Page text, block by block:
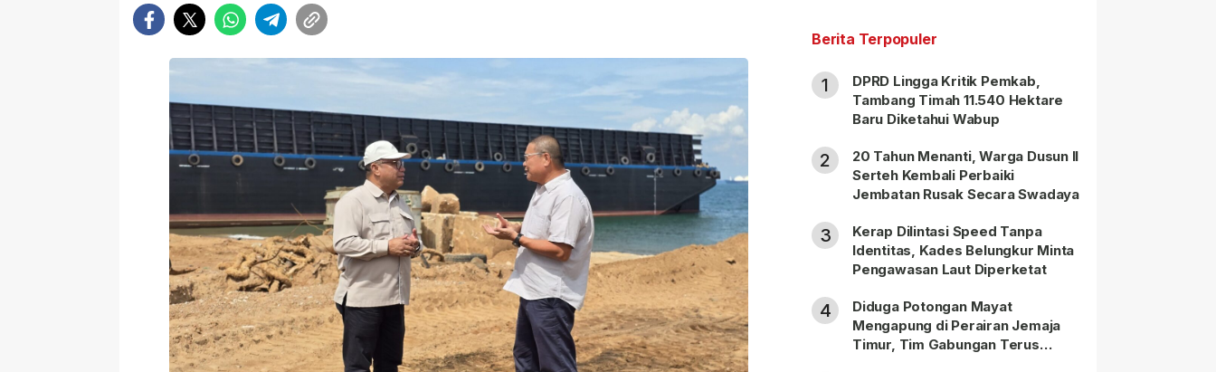
Berita Terpopuler
1
DPRD Lingga Kritik Pemkab,
Tambang Timah 11.540 Hektare
Baru Diketahui Wabup
2
20 Tahun Menanti, Warga Dusun II
Serteh Kembali Perbaiki
Jembatan Rusak Secara Swadaya
3
Kerap Dilintasi Speed Tanpa
Identitas, Kades Belungkur Minta
Pengawasan Laut Diperketat
4
Diduga Potongan Mayat
Mengapung di Perairan Jemaja
Timur, Tim Gabungan Terus